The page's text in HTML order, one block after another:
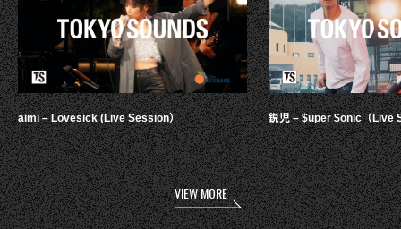
aimi – Lovesick (Live Session） 鋭児 – $uper $onic（Live
VIEW MORE